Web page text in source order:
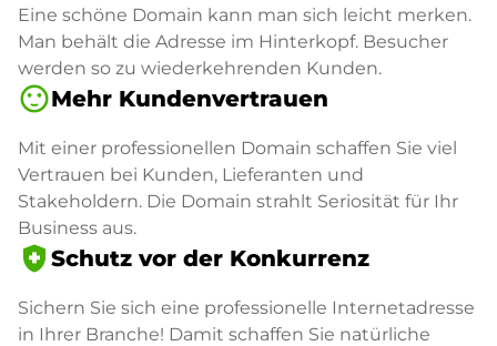
Eine schöne Domain kann man sich leicht merken.
Man behält die Adresse im Hinterkopf. Besucher
werden so zu wiederkehrenden Kunden.
sentiment_satisfiedMehr Kundenvertrauen
Mit einer professionellen Domain schaffen Sie viel
Vertrauen bei Kunden, Lieferanten und
Stakeholdern. Die Domain strahlt Seriosität für Ihr
Business aus.
health_and_safety Schutz vor der Konkurrenz
Sichern Sie sich eine professionelle Internetadresse
in Ihrer Branche! Damit schaffen Sie natürliche